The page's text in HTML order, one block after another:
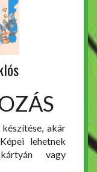
akár
lehetnek
vagy